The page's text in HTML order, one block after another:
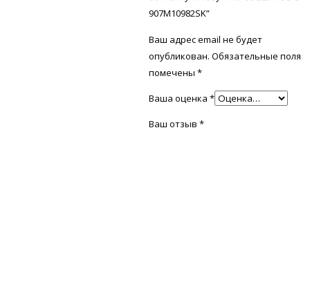
907M10982SK”
Ваш адрес email не будет
опубликован. Обязательные поля
помечены*
Ваша оценка*
Ваш отзыв*